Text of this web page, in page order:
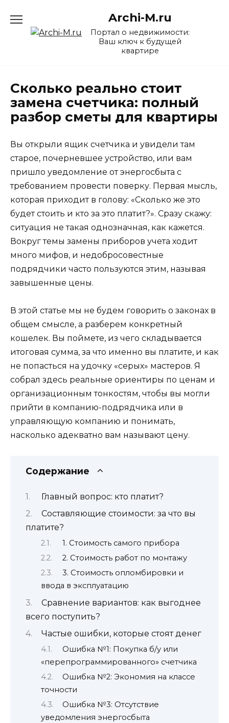
содержанию
Archi-M.ru
Портал о недвижимости:
Ваш ключ к будущей
квартире
Сколько реально стоит
замена счетчика: полный
разбор сметы для квартиры
Вы открыли ящик счетчика и увидели там
старое, почерневшее устройство, или вам
пришло уведомление от энергосбыта с
требованием провести поверку. Первая мысль,
которая приходит в голову: «Сколько же это
будет стоить и кто за это платит?». Сразу скажу:
ситуация не такая однозначная, как кажется.
Вокруг темы замены приборов учета ходит
много мифов, и недобросовестные
подрядчики часто пользуются этим, называя
завышенные цены.
В этой статье мы не будем говорить о законах в
общем смысле, а разберем конкретный
кошелек. Вы поймете, из чего складывается
итоговая сумма, за что именно вы платите, и как
не попасться на удочку «серых» мастеров. Я
собрал здесь реальные ориентиры по ценам и
организационным тонкостям, чтобы вы могли
прийти в компанию-подрядчика или в
управляющую компанию и понимать,
насколько адекватно вам называют цену.
Содержание
Главный вопрос: кто платит?
Составляющие стоимости: за что вы
платите?
1. Стоимость самого прибора
2. Стоимость работ по монтажу
3. Стоимость опломбировки и
ввода в эксплуатацию
Сравнение вариантов: как выгоднее
всего поступить?
Частые ошибки, которые стоят денег
Ошибка №1: Покупка б/у или
«перепрограммированного» счетчика
Ошибка №2: Экономия на классе
точности
Ошибка №3: Отсутствие
уведомления энергосбыта